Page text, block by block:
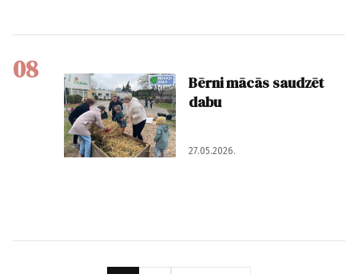
08
Bērni mācās saudzēt
dabu
27.05.2026.